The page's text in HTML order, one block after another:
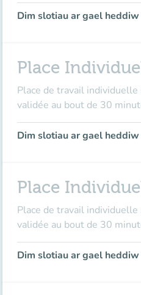
Dim slotiau ar gael heddiw
Place
Place de travail
validée au bout de 30
Dim slotiau ar gael heddiw
Place
Place de travail
validée au bout de 30
Dim slotiau ar gael heddiw